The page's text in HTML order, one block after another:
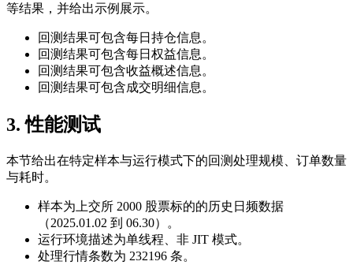
等结果，并给出示例展示。
回测结果可包含每日持仓信息。
回测结果可包含每日权益信息。
回测结果可包含收益概述信息。
回测结果可包含成交明细信息。
3. 性能测试
本节给出在特定样本与运行模式下的回测处理规模、订单数量
与耗时。
样本为上交所 2000 股票标的的历史日频数据
（2025.01.02 到 06.30）。
运行环境描述为单线程、非 JIT 模式。
处理行情条数为 232196 条。